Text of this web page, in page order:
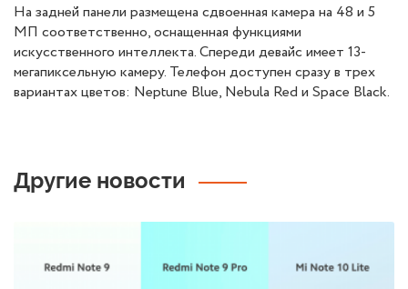
На задней панели размещена сдвоенная камера на 48 и 5
МП соответственно, оснащенная функциями
искусственного интеллекта. Спереди девайс имеет 13-
мегапиксельную камеру. Телефон доступен сразу в трех
вариантах цветов: Neptune Blue, Nebula Red и Space Black.
Другие новости